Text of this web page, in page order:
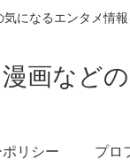
になるエンタメ情
画など
リシー プロ